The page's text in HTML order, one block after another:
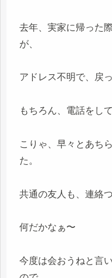
去年、実家に帰った
が、
アドレス不明で、戻
もちろん、電話をし
こりゃ、早々とあち
た。
共通の友人も、連絡つ
何だかなぁ〜
今度は会おうねと言